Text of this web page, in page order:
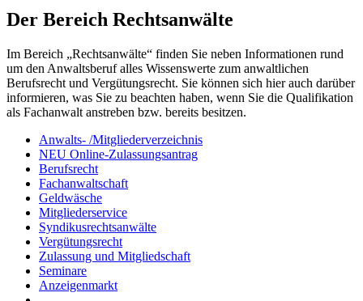
Der Bereich Rechtsanwälte
Im Bereich „Rechtsanwälte“ finden Sie neben Informationen rund
um den Anwaltsberuf alles Wissenswerte zum anwaltlichen
Berufsrecht und Vergütungsrecht. Sie können sich hier auch darüber
informieren, was Sie zu beachten haben, wenn Sie die Qualifikation
als Fachanwalt anstreben bzw. bereits besitzen.
Anwalts- /Mitgliederverzeichnis
NEU Online-Zulassungsantrag
Berufsrecht
Fachanwaltschaft
Geldwäsche
Mitgliederservice
Syndikusrechtsanwälte
Vergütungsrecht
Zulassung und Mitgliedschaft
Seminare
Anzeigenmarkt